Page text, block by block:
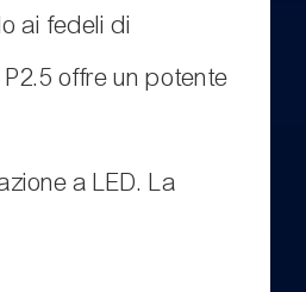
ai fedeli di
offre un potente
a LED. La